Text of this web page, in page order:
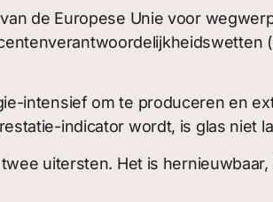
de Europese Unie voor
intensief om te produceren en
indicator wordt, is glas niet
uitersten. Het is